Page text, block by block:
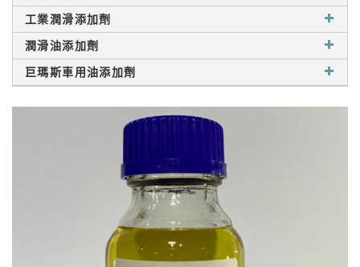
工業潤滑添加劑
潤滑油添加劑
巨瑪斯車用油添加劑